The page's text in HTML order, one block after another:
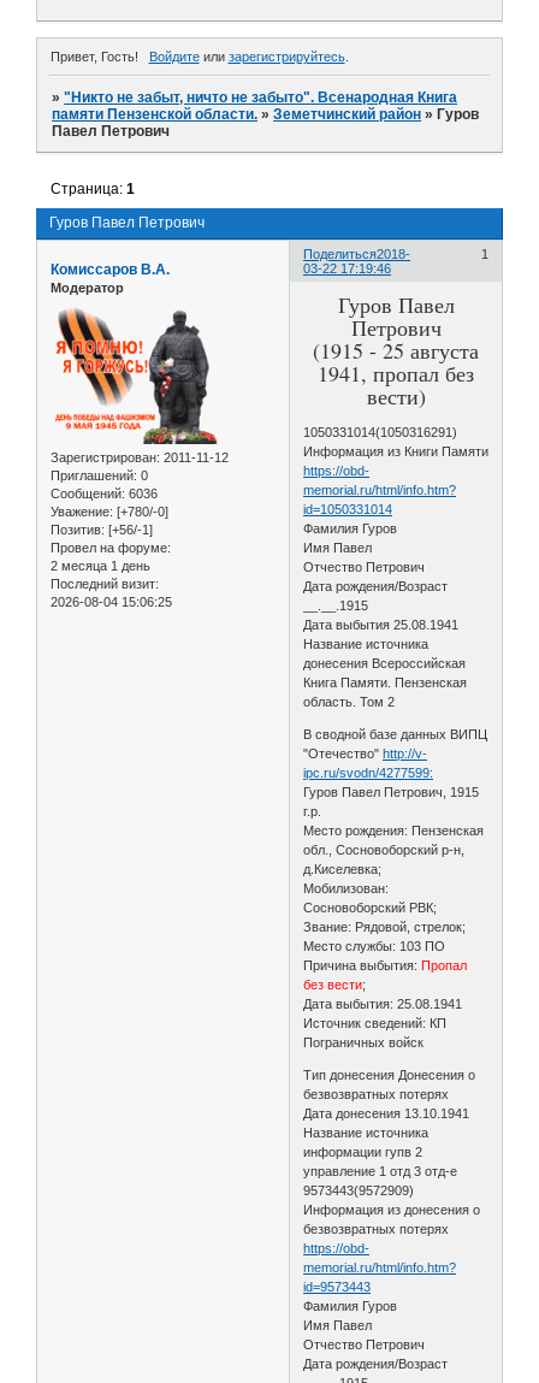
Привет, Гость! Войдитеили зарегистрируйтесь.
»"Никто не забыт, ничто не забыто". Всенародная Книга
памяти Пензенской области. »Земетчинский район » Гуров
Павел Петрович
Гуров Павел Петрович
Страница:1
Поделиться 1
2018-
03-22 17:19:46
Комиссаров В.А.
Модератор
Зарегистрирован: 2011-11-12
Приглашений: 0
Сообщений: 6036
Уважение: [+780/-0]
Позитив: [+56/-1]
Провел на форуме:
2 месяца 1 день
Последний визит:
2026-08-04 15:06:25
Гуров Павел
Петрович
(1915 - 25 августа
1941, пропал без
вести)
1050331014(1050316291)
Информация из Книги Памяти
https://obd-
memorial.ru/html/info.htm?
id=1050331014
Фамилия Гуров
Имя Павел
Отчество Петрович
Дата рождения/Возраст
__.__.1915
Дата выбытия 25.08.1941
Название источника
донесения Всероссийская
Книга Памяти. Пензенская
область. Том 2
В сводной базе данных ВИПЦ
"Отечество"http://v-
ipc.ru/svodn/4277599:
Гуров Павел Петрович, 1915
г.р.
Место рождения: Пензенская
обл., Сосновоборский р-н,
д.Киселевка;
Мобилизован:
Сосновоборский РВК;
Звание: Рядовой, стрелок;
Место службы: 103 ПО
Причина выбытия:Пропал
без вести;
Дата выбытия: 25.08.1941
Источник сведений: КП
Пограничных войск
Тип донесения Донесения о
безвозвратных потерях
Дата донесения 13.10.1941
Название источника
информации гупв 2
управление 1 отд 3 отд-е
9573443(9572909)
Информация из донесения о
безвозвратных потерях
https://obd-
memorial.ru/html/info.htm?
id=9573443
Фамилия Гуров
Имя Павел
Отчество Петрович
Дата рождения/Возраст